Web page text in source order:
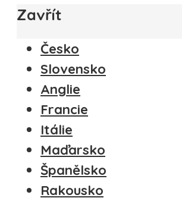
Zavřít
Česko
Slovensko
Anglie
Francie
Itálie
Maďarsko
Španělsko
Rakousko